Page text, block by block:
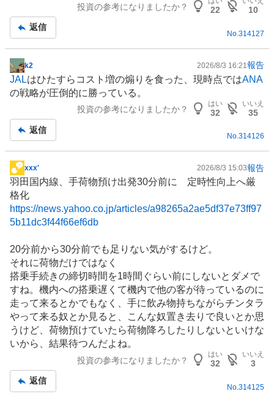
事
投資の参考になりましたか？ 22
10
返信
No.314127
掲
示
板
k2 2026/8/3 16:21報告
JALはひたすらコスト増の煽りを食った、現時点ではANA
の戦略が圧倒的に勝っている。
投資の参考になりましたか？
はい
32
いいえ
35
返信
No.314126
掲
示
板
記
事
xxx' 2026/8/3 15:03報告
羽田国内線、手荷物預け出発30分前に 定時性向上へ厳
格化
https://news.yahoo.co.jp/articles/a98265a2ae5df37e73ff97
5b11dc3f44f66ef6db
20分前から30分前でも足りない気がするけど。
それに荷物だけではなく
搭乗手続きの締切時間を1時間ぐらい前にしないとダメで
すね。機内への搭乗遅くて機内で他の客が待っているのに
走って来るとかでもなく、手に飲み物持ちながらチンタラ
やって来る奴とか見ると、こんな奴置き去りで良いとか思
うけど、荷物預けていたら荷物降ろしたりしないといけな
いから、結果待つんだよね。
投資の参考になりましたか？
はい
32
いいえ
3
返信
No.314125